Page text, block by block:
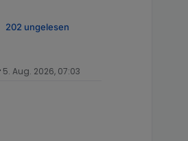
202 ungelesen
5. Aug. 2026, 07:03